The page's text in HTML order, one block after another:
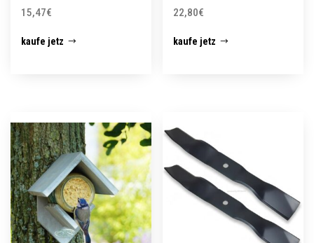
15,47€
kaufe jetz
22,80€
kaufe jetz